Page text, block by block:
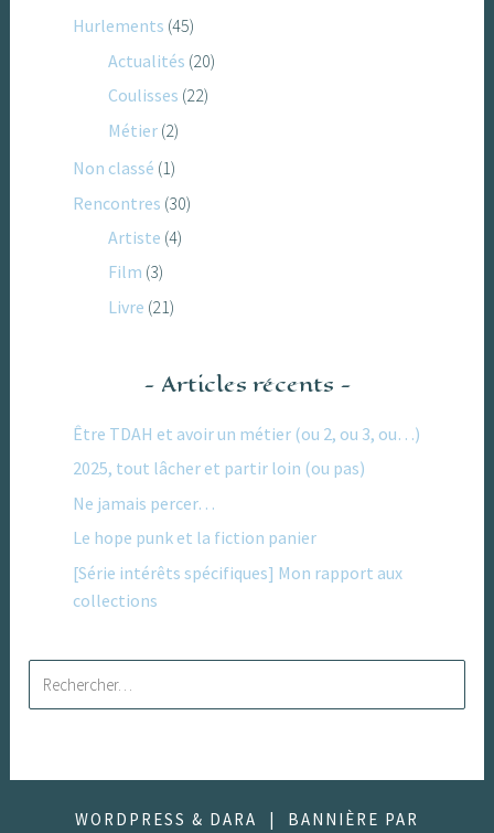
Hurlements (45)
Actualités (20)
Coulisses (22)
Métier (2)
Non classé (1)
Rencontres (30)
Artiste (4)
Film (3)
Livre (21)
Articles récents
Être TDAH et avoir un métier (ou 2, ou 3, ou…)
2025, tout lâcher et partir loin (ou pas)
Ne jamais percer…
Le hope punk et la fiction panier
[Série intérêts spécifiques] Mon rapport aux
collections
WORDPRESS & DARA | BANNIÈRE PAR